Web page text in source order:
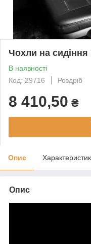
Чохли на
В наявності
Код: 29716
Роздріб
8 410,50 ₴
Опис
Опис